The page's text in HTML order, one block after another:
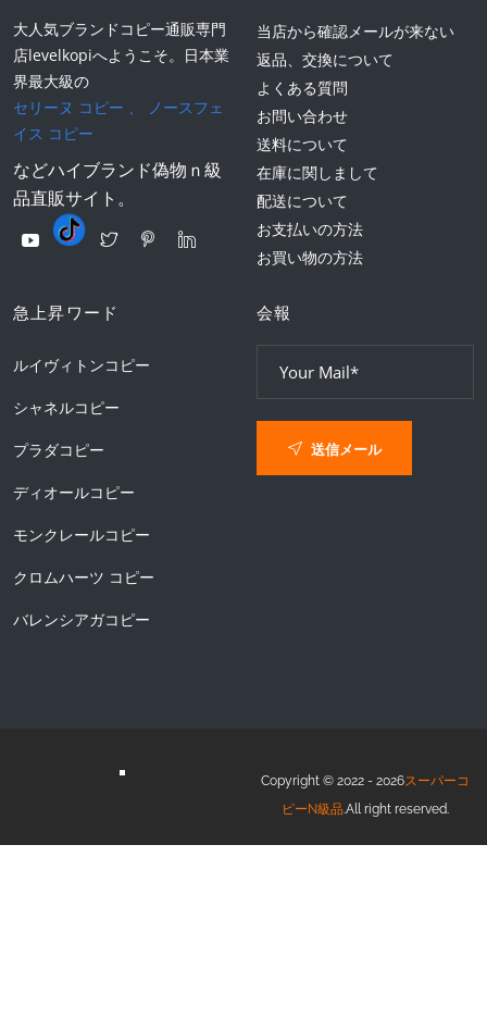
大人気ブランドコピー通販専門
店levelkopiへようこそ。日本業
界最大級の
セリーヌ コピー 、
ノースフェ
イス コピー
などハイブランド偽物ｎ級
品直販サイト。
当店から確認メールが来ない
返品、交換について
よくある質問
お問い合わせ
送料について
在庫に関しまして
配送について
お支払いの方法
お買い物の方法
急上昇ワード
ルイヴィトンコピー
シャネルコピー
プラダコピー
ディオールコピー
モンクレールコピー
クロムハーツ コピー
バレンシアガコピー
会報
送信メール
Copyright © 2022 - 2026スーパーコ
ピーN級品.All right reserved.